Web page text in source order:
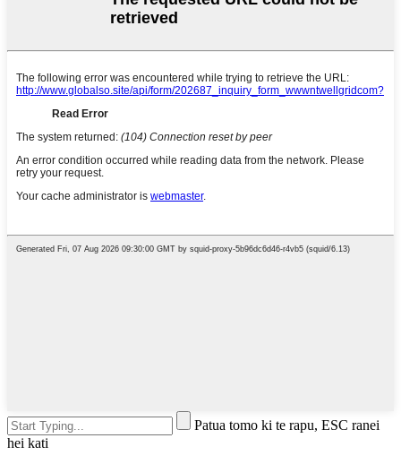
Patua tomo ki te rapu, ESC ranei
hei kati